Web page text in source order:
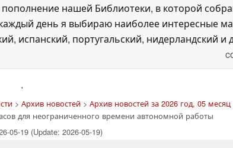
нашей Библиотеки, в которой
день я выбираю наиболее интересные
испанский, португальский, нидерландский и
'
> Архив новостей > Архив новостей за 2026 год, 05 месяц
для неограниченного времени автономной работы
05-19 (Update: 2026-05-19)